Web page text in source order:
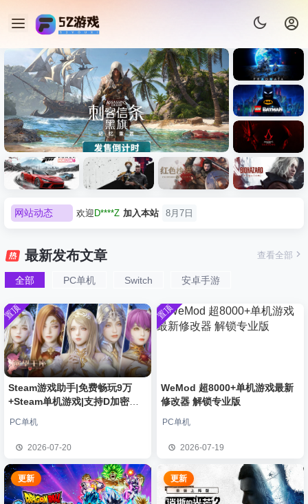
虚拟机版/Assassin’s Creed
HYPERVISOR》免安装中文
版
《识质存
在/PRAG
MATA》
免安装中
文版
《乐高蝙
蝠侠：黑
暗骑士之
Knight》
Creed
拟机
速：地平
线
6（Forza
Horizon
6）免安装
中文版
心/Atomic
Heart》免
安装中文
n Desert
SOR）免
安装中文
版
9：安魂
）免安装
中文版
网站动态 欢迎 有*酱 加入本站
8月7日
欢迎 Q*H
欢迎
e******i
普洱
签到获取 39 点积分
8月6日
欢迎0**3 加入本站
8月6日
欢迎 c***s 加入本站
8月6日
欢迎V****y 加入本站
欢迎j***j 加入本站
欢迎q********6 加入本站
55分钟前
大**颠 签到获取 64 点积分
6小时前
6小时前
8月7日
最新发布文章
全部 PC单机 Switch 安卓手游
查看全部
置顶
Steam游戏助手|免费畅玩9万
+Steam单机游戏|支持D加密以
PC单机
2026-07-20
置顶
WeMod 超8000+单机游戏最新
修改器 解锁专业版
PC单机
2026-07-19
更新 更新